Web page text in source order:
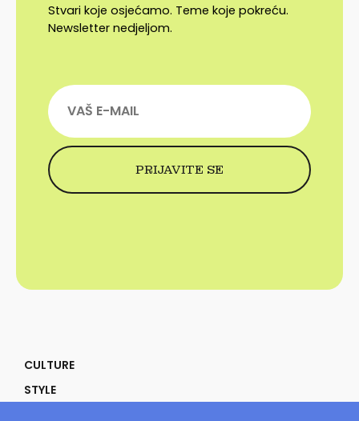
Stvari koje osjećamo. Teme koje pokreću.
Newsletter nedjeljom.
CULTURE
STYLE